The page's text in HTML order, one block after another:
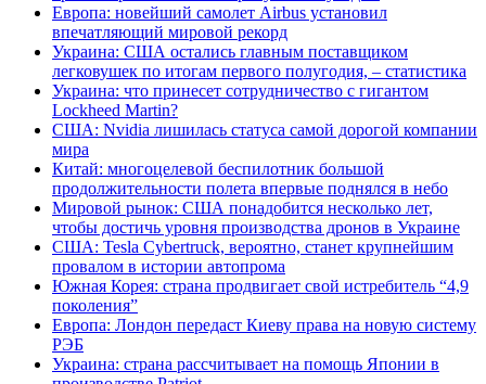
Европа: новейший самолет Airbus установил
впечатляющий мировой рекорд
Украина: США остались главным поставщиком
легковушек по итогам первого полугодия, – статистика
Украина: что принесет сотрудничество с гигантом
Lockheed Martin?
США: Nvidia лишилась статуса самой дорогой компании
мира
Китай: многоцелевой беспилотник большой
продолжительности полета впервые поднялся в небо
Мировой рынок: США понадобится несколько лет,
чтобы достичь уровня производства дронов в Украине
США: Tesla Cybertruck, вероятно, станет крупнейшим
провалом в истории автопрома
Южная Корея: страна продвигает свой истребитель “4,9
поколения”
Европа: Лондон передаст Киеву права на новую систему
РЭБ
Украина: страна рассчитывает на помощь Японии в